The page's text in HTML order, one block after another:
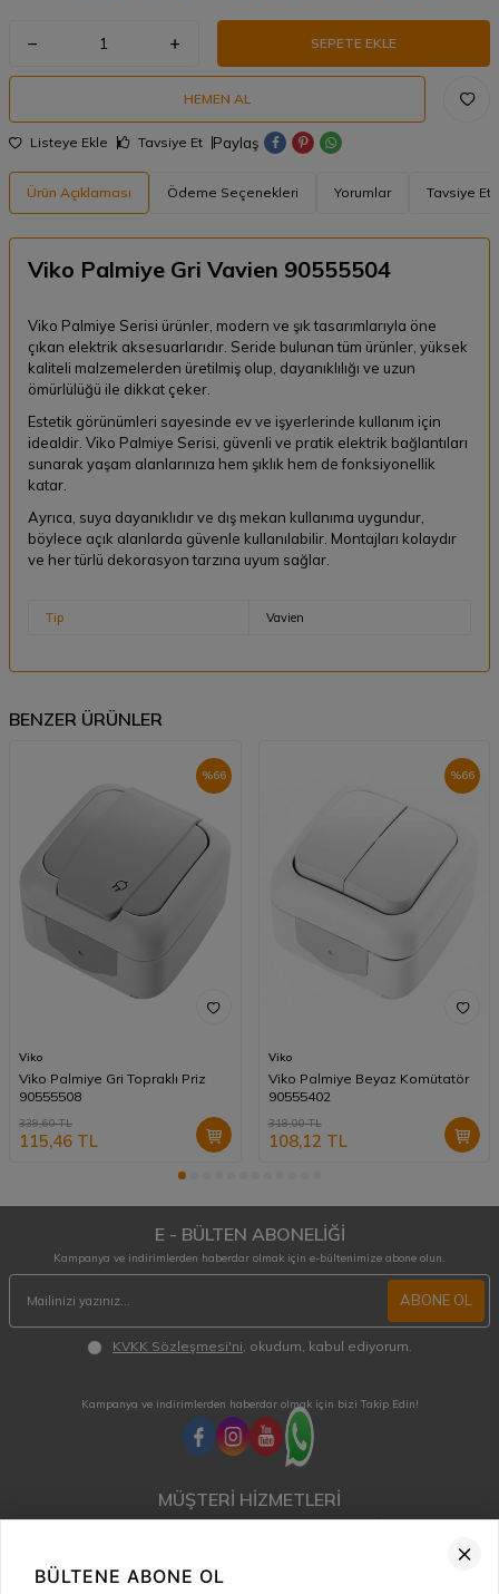
SEPETE EKLE
HEMEN AL
Listeye Ekle Tavsiye Et Paylaş
Ürün Açıklaması Ödeme Seçenekleri Yorumlar Tavsiye Et
Viko Palmiye Gri Vavien 90555504
Viko Palmiye Serisi ürünler, modern ve şık tasarımlarıyla öne
çıkan elektrik aksesuarlarıdır. Seride bulunan tüm ürünler, yüksek
kaliteli malzemelerden üretilmiş olup, dayanıklılığı ve uzun
ömürlülüğü ile dikkat çeker.
Estetik görünümleri sayesinde ev ve işyerlerinde kullanım için
idealdir. Viko Palmiye Serisi, güvenli ve pratik elektrik bağlantıları
sunarak yaşam alanlarınıza hem şıklık hem de fonksiyonellik
katar.
Ayrıca, suya dayanıklıdır ve dış mekan kullanıma uygundur,
böylece açık alanlarda güvenle kullanılabilir. Montajları kolaydır
ve her türlü dekorasyon tarzına uyum sağlar.
Tip Vavien
BENZER ÜRÜNLER
%66
Viko
Viko Palmiye Gri Topraklı Priz
90555508
339,60TL
115,46 TL
%66
Viko
Viko Palmiye Beyaz Komütatör
90555402
318,00TL
108,12 TL
E - BÜLTEN ABONELİĞİ
Kampanya ve indirimlerden haberdar olmak için e-bültenimize abone olun.
ABONE OL
KVKK Sözleşmesi'ni , okudum, kabul ediyorum.
Kampanya ve indirimlerden haberdar olmak için bizi Takip Edin!
MÜŞTERİ HİZMETLERİ
Hafta içi 08:00 - 18:00 / Cumartesi 08:00 - 13:00 arası merak ettiğiniz tüm sorular ve
0850 515 01 10
BÜLTENE ABONE OL